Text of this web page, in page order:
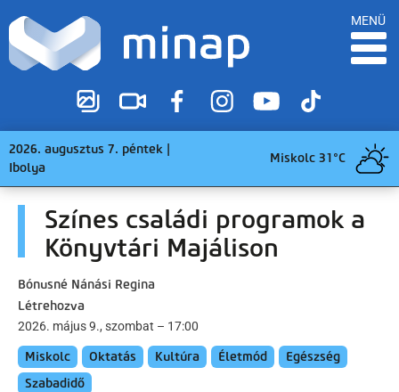
MENÜ
2026. augusztus 7. péntek |
Ibolya
Miskolc 31°C
Színes családi programok a
Könyvtári Majálison
Bónusné Nánási Regina
Létrehozva
2026. május 9., szombat – 17:00
Miskolc Oktatás Kultúra Életmód
Egészség
Szabadidő